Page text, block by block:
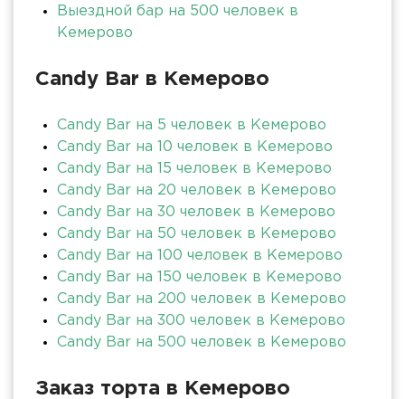
Выездной бар на 500 человек в
Кемерово
Candy Bar в Кемерово
Candy Bar на 5 человек в Кемерово
Candy Bar на 10 человек в Кемерово
Candy Bar на 15 человек в Кемерово
Candy Bar на 20 человек в Кемерово
Candy Bar на 30 человек в Кемерово
Candy Bar на 50 человек в Кемерово
Candy Bar на 100 человек в Кемерово
Candy Bar на 150 человек в Кемерово
Candy Bar на 200 человек в Кемерово
Candy Bar на 300 человек в Кемерово
Candy Bar на 500 человек в Кемерово
Заказ торта в Кемерово